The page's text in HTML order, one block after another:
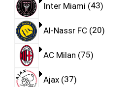
Inter Miami 43
Al-Nassr FC 20
AC Milan 75
Ajax 37